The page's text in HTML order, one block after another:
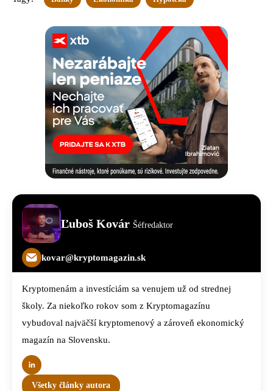
Ľuboš Kovár Šéfredaktor
kovar@kryptomagazin.sk
Kryptomenám a investíciám sa venujem už od strednej
školy. Za niekoľko rokov som z Kryptomagazínu
vybudoval najväčší kryptomenový a zároveň ekonomický
magazín na Slovensku.
Všetky články autora